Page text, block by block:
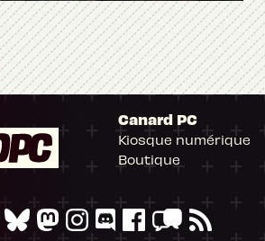
Canard PC
Kiosque numérique
Boutique